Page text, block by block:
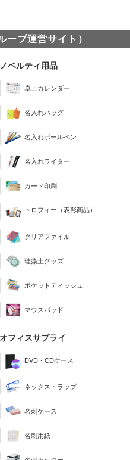
ープ運営サイト）
ノベルティ用品
卓上カレンダー
名入れバッグ
名入れボールペン
名入れライター
カード印刷
トロフィー（表彰商品）
クリアファイル
珪藻土グッズ
ポケットティッシュ
マウスパッド
オフィスサプライ
DVD・CDケース
ネックストラップ
名刺ケース
名刺用紙